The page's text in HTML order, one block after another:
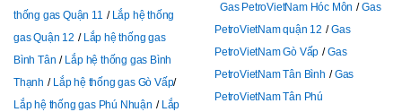
thống gas Quận 11
Lắp hệ thống
gas Quận 12
Lắp hệ thống gas
Bình Tân
Lắp hệ thống gas Bình
Thạnh
Lắp hệ thống gas Gò Vấp
Lắp hệ thống gas Phú Nhuận
Lắp
Gas PetroVietNam Hóc Môn
Gas
PetroVietNam quận 12
Gas
PetroVietNam Gò Vấp
Gas
PetroVietNam Tân Bình
Gas
PetroVietNam Tân Phú